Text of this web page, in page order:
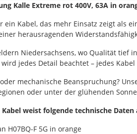
Kalle Extreme rot 400V, 63A in
ein Kabel, das mehr Einsatz zeigt als
herausragenden
Niedersachsens, wo Qualität tief
jedes Detail beachtet – jedes
mechanische Beanspruchung?
oder unter der glühenden
Kabel weist folgende technische Daten
H07BQ-F 5G in orange